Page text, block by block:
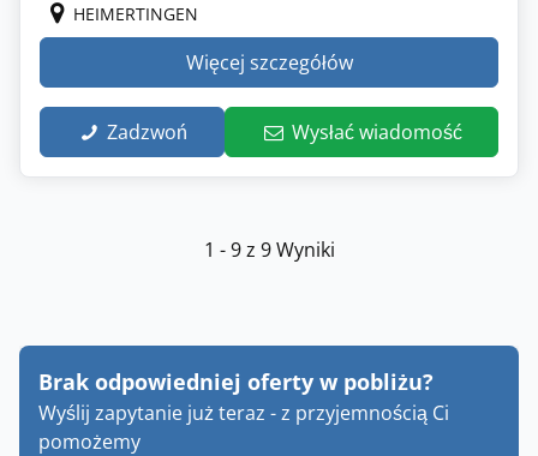
HEIMERTINGEN
Więcej szczegółów
Zadzwoń Wysłać wiadomość
1 - 9 z 9 Wyniki
Brak odpowiedniej oferty w pobliżu?
Wyślij zapytanie już teraz - z przyjemnością Ci
pomożemy